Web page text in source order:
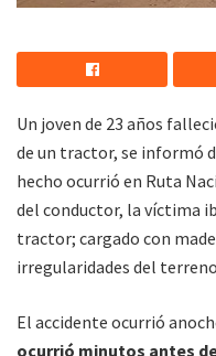
Un joven de 23 años
de un tractor, se informó
hecho ocurrió en Ruta
del conductor, la víctima
tractor; cargado con
irregularidades del
El accidente ocurrió
ocurrió minutos antes